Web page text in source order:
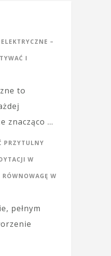
–
I
to
znacząco …
PRZYTULNY
W
W
pełnym